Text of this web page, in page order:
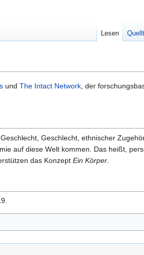
und The Intact Network, der
Geschlecht, ethnischer
auf diese Welt kommen. Das heißt,
das Konzept Ein Körper.
Lesen